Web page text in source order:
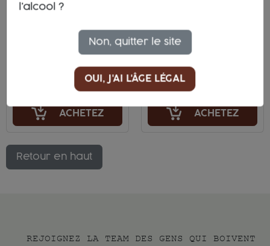
Maremma
Toscana
Ciliegiolo
21,00 €
ACHETEZ
Toscana
Nocchianello
37,00 €
ACHETEZ
Retour en haut
REJOIGNEZ LA TEAM DES GENS QUI BOIVENT
l'alcool ?
Non, quitter le site
OUI, J'AI L'ÂGE LÉGAL